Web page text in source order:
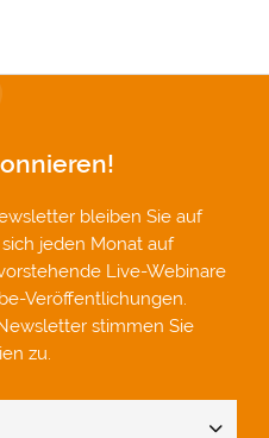
bleiben Sie auf
jeden Monat auf
Live-Webinare
Veröffentlichungen.
stimmen Sie
zu.